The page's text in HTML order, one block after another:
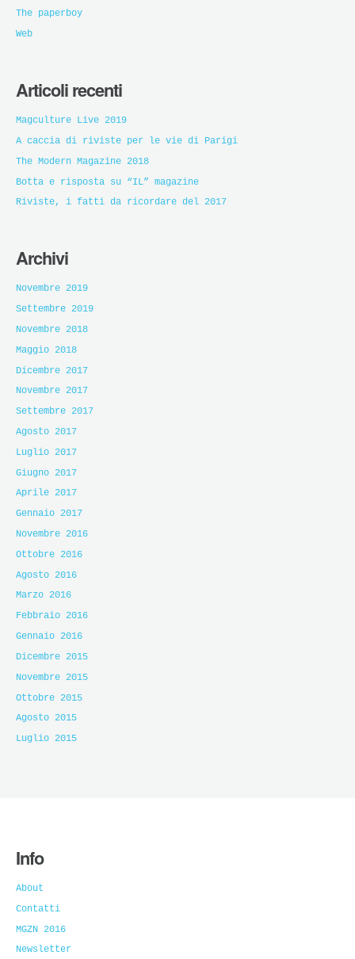
The paperboy
Web
Articoli recenti
Magculture Live 2019
A caccia di riviste per le vie di Parigi
The Modern Magazine 2018
Botta e risposta su “IL” magazine
Riviste, i fatti da ricordare del 2017
Archivi
Novembre 2019
Settembre 2019
Novembre 2018
Maggio 2018
Dicembre 2017
Novembre 2017
Settembre 2017
Agosto 2017
Luglio 2017
Giugno 2017
Aprile 2017
Gennaio 2017
Novembre 2016
Ottobre 2016
Agosto 2016
Marzo 2016
Febbraio 2016
Gennaio 2016
Dicembre 2015
Novembre 2015
Ottobre 2015
Agosto 2015
Luglio 2015
Info
About
Contatti
MGZN 2016
Newsletter